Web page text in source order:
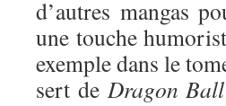
d’autres mangas
une touche
exemple dans le
sert de Dragon Ball